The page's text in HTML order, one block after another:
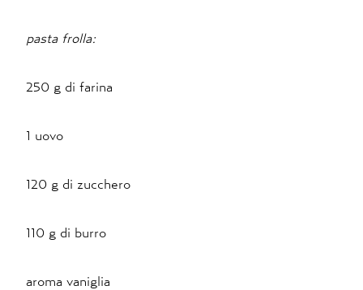
pasta frolla:
250 g di farina
1 uovo
120 g di zucchero
110 g di burro
aroma vaniglia